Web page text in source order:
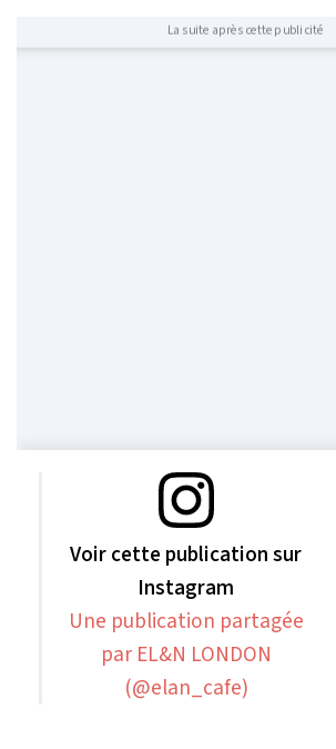
La suite après cette publicité
Voir cette publication sur
Instagram
Une publication partagée
par EL&N LONDON
(@elan_cafe)